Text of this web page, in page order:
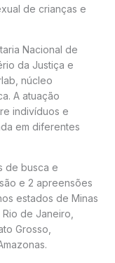
de crianças e
Nacional de
da Justiça e
núcleo
A atuação
indivíduos e
em diferentes
de busca e
e 2 apreensões
estados de Minas
de Janeiro,
Grosso,